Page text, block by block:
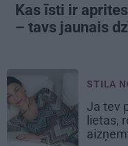
Kas īsti ir
– tavs jaunais
STILA
Ja tev
lietas,